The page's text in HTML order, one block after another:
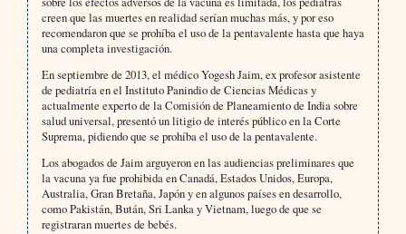
creen que las muertes en realidad serían muchas más, y por eso
recomendaron que se prohíba el uso de la pentavalente hasta que haya
una completa investigación.
En septiembre de 2013, el médico Yogesh Jaim, ex profesor asistente
de pediatría en el Instituto Panindio de Ciencias Médicas y
actualmente experto de la Comisión de Planeamiento de India sobre
salud universal, presentó un litigio de interés público en la Corte
Suprema, pidiendo que se prohíba el uso de la pentavalente.
Los abogados de Jaim arguyeron en las audiencias preliminares que
la vacuna ya fue prohibida en Canadá, Estados Unidos, Europa,
Australia, Gran Bretaña, Japón y en algunos países en desarrollo,
como Pakistán, Bután, Sri Lanka y Vietnam, luego de que se
registraran muertes de bebés.